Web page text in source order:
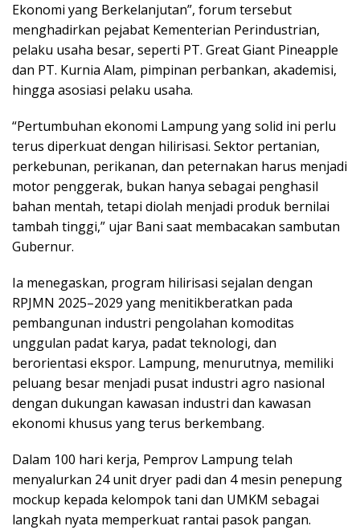
Ekonomi yang Berkelanjutan”, forum tersebut
menghadirkan pejabat Kementerian Perindustrian,
pelaku usaha besar, seperti PT. Great Giant Pineapple
dan PT. Kurnia Alam, pimpinan perbankan, akademisi,
hingga asosiasi pelaku usaha.
“Pertumbuhan ekonomi Lampung yang solid ini perlu
terus diperkuat dengan hilirisasi. Sektor pertanian,
perkebunan, perikanan, dan peternakan harus menjadi
motor penggerak, bukan hanya sebagai penghasil
bahan mentah, tetapi diolah menjadi produk bernilai
tambah tinggi,” ujar Bani saat membacakan sambutan
Gubernur.
Ia menegaskan, program hilirisasi sejalan dengan
RPJMN 2025–2029 yang menitikberatkan pada
pembangunan industri pengolahan komoditas
unggulan padat karya, padat teknologi, dan
berorientasi ekspor. Lampung, menurutnya, memiliki
peluang besar menjadi pusat industri agro nasional
dengan dukungan kawasan industri dan kawasan
ekonomi khusus yang terus berkembang.
Dalam 100 hari kerja, Pemprov Lampung telah
menyalurkan 24 unit dryer padi dan 4 mesin penepung
mockup kepada kelompok tani dan UMKM sebagai
langkah nyata memperkuat rantai pasok pangan.